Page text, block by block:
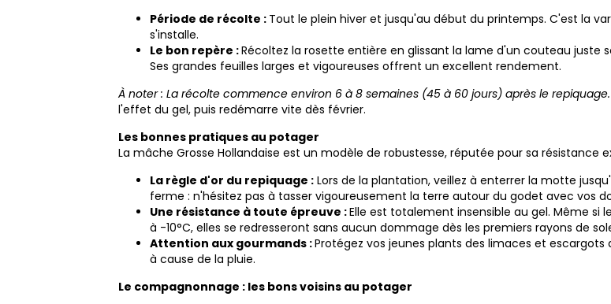
Période de récolte : Tout le plein hiver et jusqu'au début du printemps. C'est la
s'installe.
Le bon repère :Récoltez la rosette entière en glissant la lame d'un couteau juste
Ses grandes feuilles larges et vigoureuses offrent un excellent rendement.
À noter : La récolte commence environ 6 à 8 semaines (45 à 60 jours) après le repiquage.
l'effet du gel, puis redémarre vite dès février.
Les bonnes pratiques au potager
La mâche Grosse Hollandaise est un modèle de robustesse, réputée pour sa résistance
La règle d'or du repiquage : Lors de la plantation, veillez à enterrer la motte
ferme : n'hésitez pas à tasser vigoureusement la terre autour du godet avec vos
Une résistance à toute épreuve :Elle est totalement insensible au gel. Même
à -10°C, elles se redresseront sans aucun dommage dès les premiers rayons de
Attention aux gourmands :Protégez vos jeunes plants des limaces et
à cause de la pluie.
Le compagnonnage : les bons voisins au potager